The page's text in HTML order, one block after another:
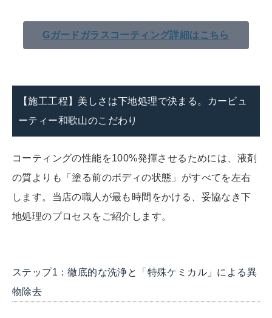
Gガードガラスコーティング詳細はこちら
【施工工程】美しさは下地処理で決まる。カービュ
ーティー和歌山のこだわり
コーティングの性能を100%発揮させるためには、液剤
の質よりも「塗る前のボディの状態」がすべてを左右
します。当店の職人が最も時間をかける、妥協なき下
地処理のプロセスをご紹介します。
ステップ1：徹底的な洗浄と「特殊ケミカル」による異
物除去